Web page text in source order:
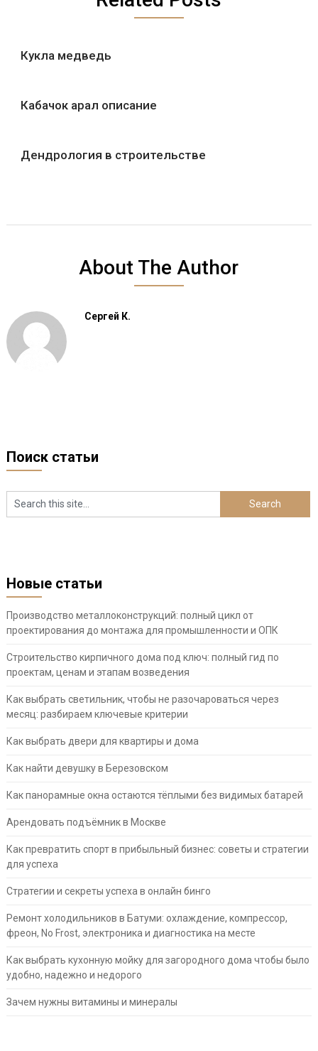
Кукла медведь
Кабачок арал описание
Дендрология в строительстве
About The Author
Сергей К.
Поиск статьи
Новые статьи
Производство металлоконструкций: полный цикл от
проектирования до монтажа для промышленности и ОПК
Строительство кирпичного дома под ключ: полный гид по
проектам, ценам и этапам возведения
Как выбрать светильник, чтобы не разочароваться через
месяц: разбираем ключевые критерии
Как выбрать двери для квартиры и дома
Как найти девушку в Березовском
Как панорамные окна остаются тёплыми без видимых батарей
Арендовать подъёмник в Москве
Как превратить спорт в прибыльный бизнес: советы и стратегии
для успеха
Стратегии и секреты успеха в онлайн бинго
Ремонт холодильников в Батуми: охлаждение, компрессор,
фреон, No Frost, электроника и диагностика на месте
Как выбрать кухонную мойку для загородного дома чтобы было
удобно, надежно и недорого
Зачем нужны витамины и минералы